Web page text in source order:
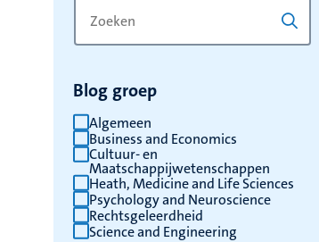
trefwoord
Blog groep
Algemeen
Business and Economics
Cultuur- en
Maatschappijwetenschappen
Heath, Medicine and Life Sciences
Psychology and Neuroscience
Rechtsgeleerdheid
Science and Engineering